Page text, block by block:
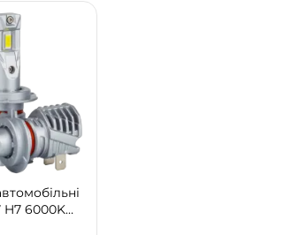
надійності та якості. Вони перетворять
освітлення.
H7 6000K
LED